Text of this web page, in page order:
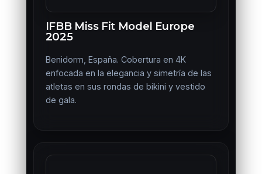
IFBB Miss Fit Model Europe
2025
Benidorm, España. Cobertura en 4K
enfocada en la elegancia y simetría de las
atletas en sus rondas de bikini y vestido
de gala.